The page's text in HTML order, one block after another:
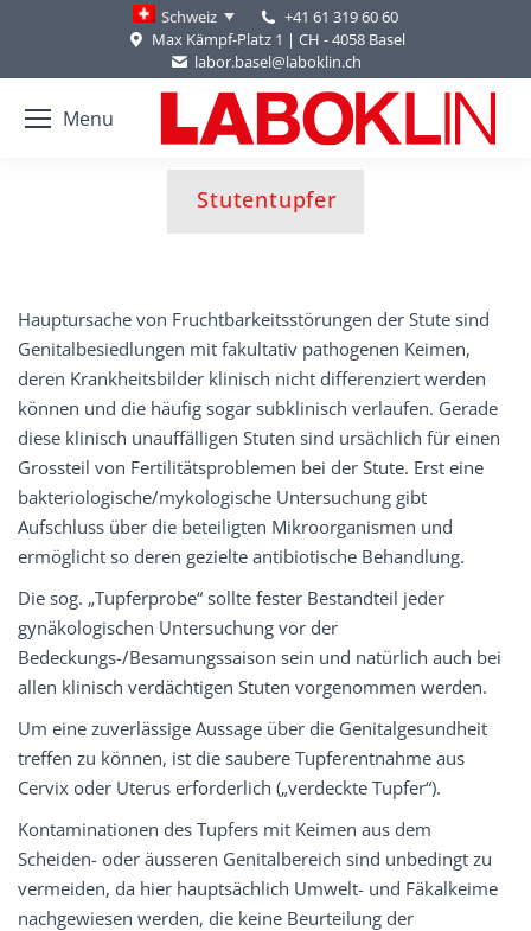
Schweiz
+41 61 319 60 60
Max Kämpf-Platz 1 | CH - 4058 Basel
labor.basel@laboklin.ch
Menu
Stutentupfer
You are here:
Hauptursache von Fruchtbarkeitsstörungen der Stute sind
Genitalbesiedlungen mit fakultativ pathogenen Keimen,
deren Krankheitsbilder klinisch nicht differenziert werden
können und die häufig sogar subklinisch verlaufen. Gerade
diese klinisch unauffälligen Stuten sind ursächlich für einen
Grossteil von Fertilitätsproblemen bei der Stute. Erst eine
bakteriologische/mykologische Untersuchung gibt
Aufschluss über die beteiligten Mikroorganismen und
ermöglicht so deren gezielte antibiotische Behandlung.
Die sog. „Tupferprobe“ sollte fester Bestandteil jeder
gynäkologischen Untersuchung vor der
Bedeckungs-/Besamungssaison sein und natürlich auch bei
allen klinisch verdächtigen Stuten vorgenommen werden.
Um eine zuverlässige Aussage über die Genitalgesundheit
treffen zu können, ist die saubere Tupferentnahme aus
Cervix oder Uterus erforderlich („verdeckte Tupfer“).
Kontaminationen des Tupfers mit Keimen aus dem
Scheiden- oder äusseren Genitalbereich sind unbedingt zu
vermeiden, da hier hauptsächlich Umwelt- und Fäkalkeime
nachgewiesen werden, die keine Beurteilung der